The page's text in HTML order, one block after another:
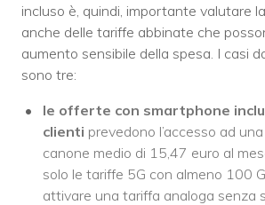
incluso è, quindi, importante valutare
anche delle tariffe abbinate che
aumento sensibile della spesa. I casi
sono tre:
le offerte con smartphone
clienti prevedono l’accesso ad
canone medio di 15,47 euro al
solo le tariffe 5G con almeno 100
attivare una tariffa analoga senza